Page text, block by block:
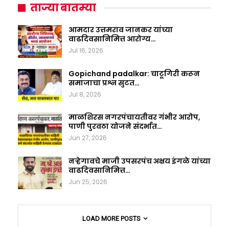
ताज्या बातम्या
आमदार उत्तमराव जानकर यांच्या
वाढदिवसानिमित्त आरोग्य…
Jul 16, 2026
Gopichand padalkar: चाटूगिरी करून
समाजाचा प्रश्न सुटत…
Jul 8, 2026
माळशिरस नगरपंचायतीवर गंभीर आरोप,
पाणी पुरवठा योजने संदर्भात…
Jun 27, 2026
नऱ्हेगावचे माजी उपसरपंच अक्षय इंगळे यांच्या
वाढदिवसानिमित्त…
Jun 25, 2026
LOAD MORE POSTS